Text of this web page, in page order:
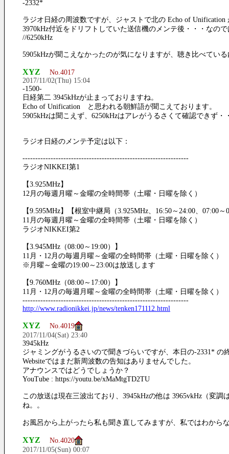
-2332*
ラジオ日経の周波数ですが、ジャストで北の Echo of
3970kHz付近をドリフトしていた送信機のメンテ後・・・なの
//6250kHz
5905kHzが聞こえなかったのが気になりますが、聴き比べてい
XYZ
No.4017
2017/11/02(Thu) 15:04
-1500-
日経第二 3945kHzが止まっておりますね。
Echo of Unification と思われる朝鮮語が聞こえております。
5905kHzは聞こえず、6250kHzはアレがうるさくて確認できず・
ラジオ日経のメンテ予定は以下：
-----------------------------------------------------------------
ラジオNIKKEI第1
【3.925MHz】
12月の毎週月曜～金曜の全時間帯（土曜・日曜を除く）
【9.595MHz】【根室中継局（3.925MHz、16:50～24:00、07:00～
11月の毎週月曜～金曜の全時間帯（土曜・日曜を除く）
ラジオNIKKEI第2
【3.945MHz（08:00～19:00）】
11月・12月の毎週月曜～金曜の全時間帯（土曜・日曜を除く）
※月曜～金曜の19:00～23:00は放送します
【9.760MHz（08:00～17:00）】
11月・12月の毎週月曜～金曜の全時間帯（土曜・日曜を除く）
-----------------------------------------------------------------
http://www.radionikkei.jp/news/tenken171112.html
XYZ
No.4019
2017/11/04(Sat) 23:40
3945kHz
ジャミングがうるさいので聞きづらいですが、本日の-2331* の
Websiteではまだ新周波数の告知はありませんでした。
アナウンスではどうでしょうか？
YouTube : https://youtu.be/xMaMtgTD2TU
この放送は現在三波出ており、3945kHzの他は 3965vkHz（変
ね。。
お風呂から上がったら私も聞き直してみますが、私ではわから
XYZ
No.4020
2017/11/05(Sun) 00:07